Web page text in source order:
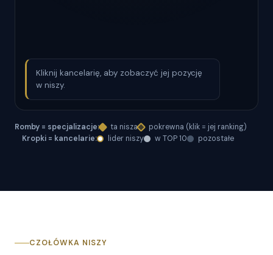
Kliknij kancelarię, aby zobaczyć jej pozycję
w niszy.
Romby = specjalizacje: ta nisza
pokrewna (klik = jej ranking)
Kropki = kancelarie:
lider niszy w TOP 10 pozostałe
CZOŁÓWKA NISZY